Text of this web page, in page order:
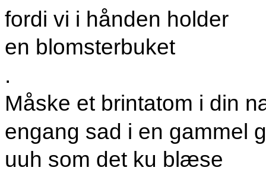
fordi vi i hånden holder
en blomsterbuket
.
Måske et brintatom i din
engang sad i en gammel
uuh som det ku blæse